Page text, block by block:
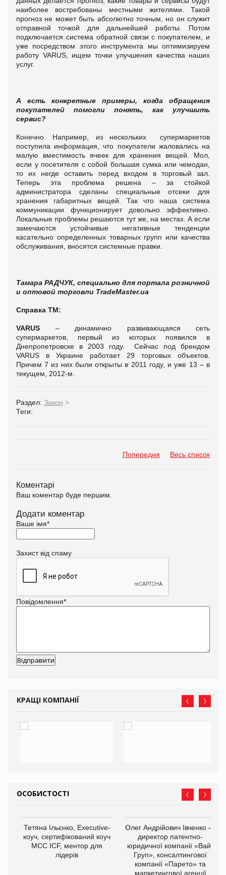
наиболее востребованы местными жителями. Такой
прогноз не может быть абсолютно точным, но он служит
отправной точкой для дальнейшей работы. Потом
подключается система обратной связи с покупателем, и
уже посредством этого инструмента мы оптимизируем
работу VARUS, ищем точки улучшения качества наших
услуг.
А есть конкретные примеры, когда обращения
покупателей помогли понять, как улучшить
сервис?
Конечно. Например, из нескольких супермаркетов
поступила информация, что покупатели жаловались на
малую вместимость ячеек для хранения вещей. Мол,
если у посетителя с собой большая сумка или чемодан,
то их негде оставить перед входом в торговый зал.
Теперь эта проблема решена – за стойкой
администратора сделаны специальные отсеки для
хранения габаритных вещей. Так что наша система
коммуникации функционирует довольно эффективно.
Локальные проблемы решаются тут же, на местах. А если
замечаются устойчивые негативные тенденции
касательно определенных товарных групп или качества
обслуживания, вносятся системные правки.
Тамара РАДЧУК, специально для портала розничной
и оптовой торговли TradeMaster.ua
Справка ТМ:
VARUS – динамично развивающаяся сеть
супермаркетов, первый из которых появился в
Днепропетровске в 2003 году.Сейчас под брендом
VARUS в Украине работает 29 торговых объектов.
Причем 7 из них были открыты в 2011 году, и уже 13 – в
текущем, 2012-м.
Раздел: Закон >
Теги:
Попередня Весь список
Коментарі
Ваш коментар буде першим.
Додати коментар
Ваше імя*
Захист від спаму
Повідомлення*
КРАЩІ КОМПАНІЇ
ОСОБИСТОСТІ
Тетяна Ільєнко, Executive-
коуч, сертифікований коуч
МСС ICF, ментор для
лідерів
Олег Андрійович Івченко —
директор патентно-
юридичної компанії «Вайз
Груп», консалтингової
компанії «Парето» та
маркетингової агенції